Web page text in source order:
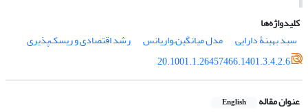
کلیدواژه‌ها
سبد بهینۀ دارایی
مدل میانگین‌ـ‌واریانس
رشد اقتصادی و ریسک‌پذیری
20.1001.1.26457466.1401.3.4.2.6
عنوان مقاله English